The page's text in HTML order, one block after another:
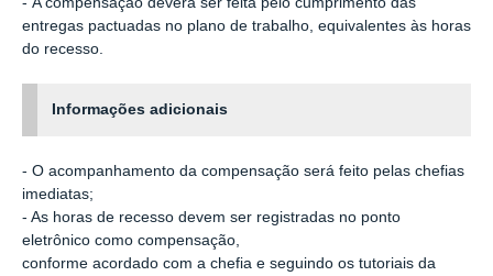
entregas pactuadas no plano de trabalho, equivalentes às horas
do recesso.
Informações adicionais
- O acompanhamento da compensação será feito pelas chefias
imediatas;
- As horas de recesso devem ser registradas no ponto
eletrônico como compensação,
conforme acordado com a chefia e seguindo os tutoriais da